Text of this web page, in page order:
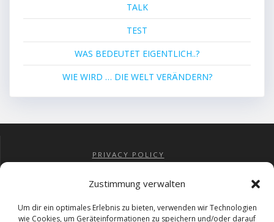
Zustimmung verwalten
Um dir ein optimales Erlebnis zu bieten, verwenden wir Technologien
wie Cookies, um Geräteinformationen zu speichern und/oder darauf
TALK
TEST
WAS BEDEUTET EIGENTLICH..?
WIE WIRD … DIE WELT VERÄNDERN?
PRIVACY POLICY
COOKIE-RICHTLINIE (EU)
RÜCKERSTATTUNG